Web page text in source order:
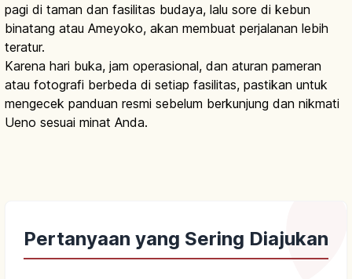
pagi di taman dan fasilitas budaya, lalu sore di kebun
binatang atau Ameyoko, akan membuat perjalanan lebih
teratur.
Karena hari buka, jam operasional, dan aturan pameran
atau fotografi berbeda di setiap fasilitas, pastikan untuk
mengecek panduan resmi sebelum berkunjung dan nikmati
Ueno sesuai minat Anda.
Pertanyaan yang Sering Diajukan